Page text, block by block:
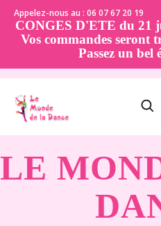
Appelez-nous au : 06 07 67 20 19
CONGES D'ETE du 21
Vos commandes seront
Passez un bel
LE